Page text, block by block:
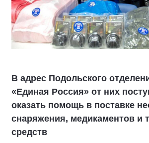
В адрес Подольского
«Единая Россия» от них
оказать помощь в поставке
снаряжения, медикаментов и
средств